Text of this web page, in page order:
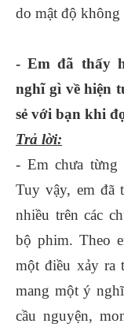
do mật độ
- Em đã thấy
nghĩ gì về hiện
sẻ với bạn khi
Trả lời:
- Em chưa từng
Tuy vậy, em đã
nhiều trên các
bộ phim. Theo
một điều xảy ra
mang một ý
cầu nguyện,